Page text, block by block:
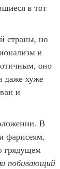
в тот
страны, но
и
оно
даже хуже
и
В
фарисеям,
грядущем
побивающий